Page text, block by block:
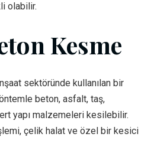
olabilir.
Kesme
sektöründe kullanılan bir
beton, asfalt, taş,
yapı malzemeleri kesilebilir.
çelik halat ve özel bir kesici